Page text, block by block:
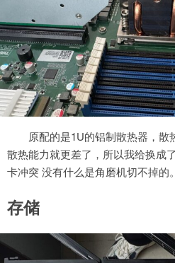
原配的是1U的铝制散热器，
散热能力就更差了，所以我给换成
卡冲突 没有什么是角磨机切不掉的。
存储